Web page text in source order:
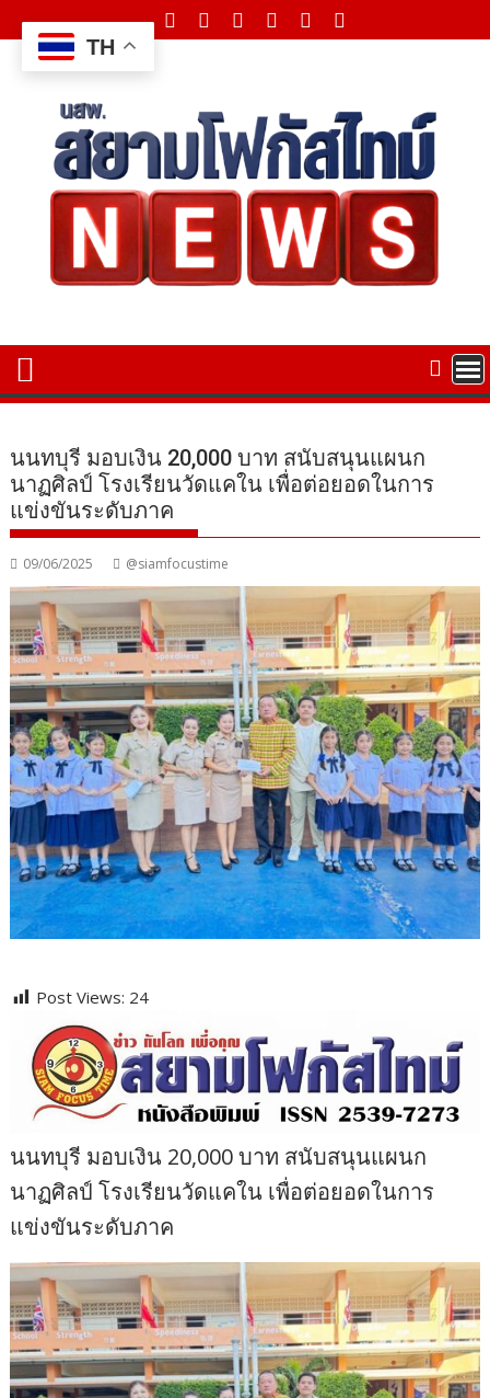
to
content
นนทบุรี มอบเงิน 20,000 บาท สนับสนุนแผนก
นาฏศิลป์ โรงเรียนวัดแคใน เพื่อต่อยอดในการ
แข่งขันระดับภาค
09/06/2025 @siamfocustime
Post Views: 24
นนทบุรี มอบเงิน 20,000 บาท สนับสนุนแผนก
นาฏศิลป์ โรงเรียนวัดแคใน เพื่อต่อยอดในการ
แข่งขันระดับภาค
TH